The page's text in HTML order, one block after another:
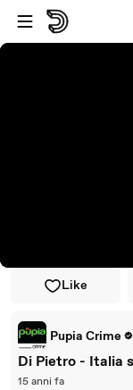
Vai al lettore
Passa al contenuto
Like
Pupia Crime
Di Pietro - Italia
15 anni fa